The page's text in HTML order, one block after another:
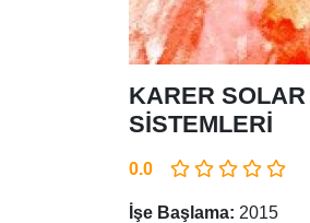
KARER
SİSTEMLERİ
0.0
İşe Başlama: 2015